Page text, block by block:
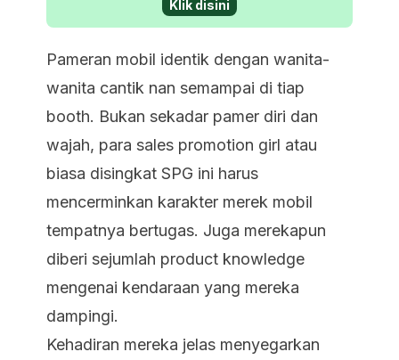
Klik disini
Pameran mobil identik dengan wanita-
wanita cantik nan semampai di tiap
booth. Bukan sekadar pamer diri dan
wajah, para sales promotion girl atau
biasa disingkat SPG ini harus
mencerminkan karakter merek mobil
tempatnya bertugas. Juga merekapun
diberi sejumlah product knowledge
mengenai kendaraan yang mereka
dampingi.
Kehadiran mereka jelas menyegarkan